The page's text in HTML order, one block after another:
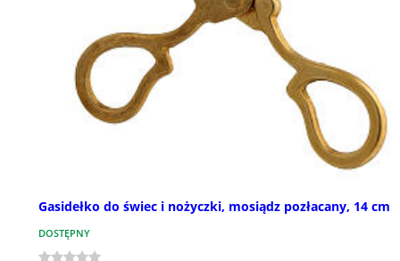
Gasidełko do świec i nożyczki, mosiądz pozłacany, 14 cm
DOSTĘPNY